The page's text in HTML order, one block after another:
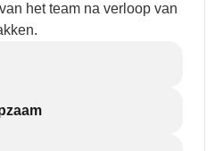
het team na verloop van